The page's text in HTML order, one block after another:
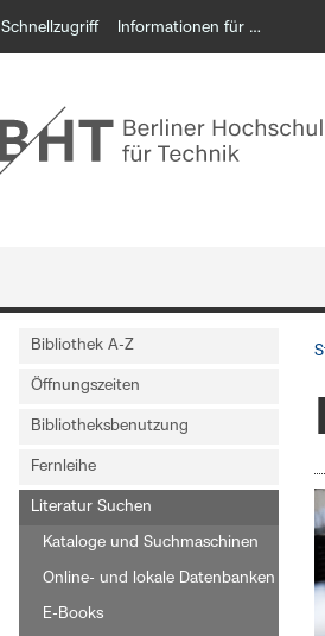
Schnellzugriff Informationen für …
Bibliothek A-Z
Öffnungszeiten
Bibliotheksbenutzung
Fernleihe
Literatur Suchen
Kataloge und Suchmaschinen
Online- und lokale Datenbanken
E-Books